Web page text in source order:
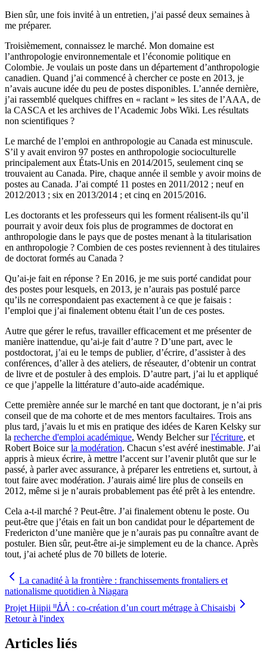
Bien sûr, une fois invité à un entretien, j’ai passé deux semaines à
me préparer.
Troisièmement, connaissez le marché. Mon domaine est
l’anthropologie environnementale et l’économie politique en
Colombie. Je voulais un poste dans un département d’anthropologie
canadien. Quand j’ai commencé à chercher ce poste en 2013, je
n’avais aucune idée du peu de postes disponibles. L’année dernière,
j’ai rassemblé quelques chiffres en « raclant » les sites de l’AAA, de
la CASCA et les archives de l’Academic Jobs Wiki. Les résultats
non scientifiques ?
Le marché de l’emploi en anthropologie au Canada est minuscule.
S’il y avait environ 97 postes en anthropologie socioculturelle
principalement aux États‑Unis en 2014/2015, seulement cinq se
trouvaient au Canada. Pire, chaque année il semble y avoir moins de
postes au Canada. J’ai compté 11 postes en 2011/2012 ; neuf en
2012/2013 ; six en 2013/2014 ; et cinq en 2015/2016.
Les doctorants et les professeurs qui les forment réalisent‑ils qu’il
pourrait y avoir deux fois plus de programmes de doctorat en
anthropologie dans le pays que de postes menant à la titularisation
en anthropologie ? Combien de ces postes reviennent à des titulaires
de doctorat formés au Canada ?
Qu’ai‑je fait en réponse ? En 2016, je me suis porté candidat pour
des postes pour lesquels, en 2013, je n’aurais pas postulé parce
qu’ils ne correspondaient pas exactement à ce que je faisais :
l’emploi que j’ai finalement obtenu était l’un de ces postes.
Autre que gérer le refus, travailler efficacement et me présenter de
manière inattendue, qu’ai‑je fait d’autre ? D’une part, avec le
postdoctorat, j’ai eu le temps de publier, d’écrire, d’assister à des
conférences, d’aller à des ateliers, de réseauter, d’obtenir un contrat
de livre et de postuler à des emplois. D’autre part, j’ai lu et appliqué
ce que j’appelle la littérature d’auto‑aide académique.
Cette première année sur le marché en tant que doctorant, je n’ai pris
conseil que de ma cohorte et de mes mentors facultaires. Trois ans
plus tard, j’avais lu et mis en pratique des idées de Karen Kelsky sur
la recherche d'emploi académique, Wendy Belcher surl'écriture, et
Robert Boice surla modération. Chacun s’est avéré inestimable. J’ai
appris à mieux écrire, à mettre l’accent sur l’avenir plutôt que sur le
passé, à parler avec assurance, à préparer les entretiens et, surtout, à
tout faire avec modération. J’aurais aimé lire plus de conseils en
2012, même si je n’aurais probablement pas été prêt à les entendre.
Cela a‑t‑il marché ? Peut‑être. J’ai finalement obtenu le poste. Ou
peut‑être que j’étais en fait un bon candidat pour le département de
Fredericton d’une manière que je n’aurais pas pu connaître avant de
postuler. Bien sûr, peut‑être ai‑je simplement eu de la chance. Après
tout, j’ai acheté plus de 70 billets de loterie.
La canadité à la frontière : franchissements frontaliers et
nationalisme quotidien à Niagara
Projet Hiipii ᐦᐄᐲ : co-création d’un court métrage à Chisaisbi
Retour à l'index
Articles liés